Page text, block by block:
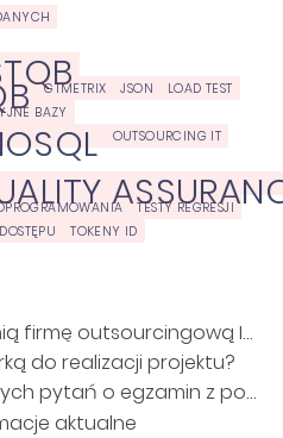
GTMETRIX JSON
LOAD TEST
BAZY
OUTSOURCING IT
TESTY REGRESJI
TOKENY ID
Jak wybrać odpowiednią firmę outsourcingową IT?
do realizacji projektu?
10 najczęściej zadawanych pytań o egzamin z podstaw ISTQB
aktualne